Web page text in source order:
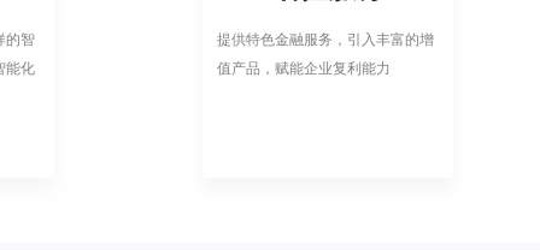
的智
能化
提供特色金融服务，引入丰富的增
值产品，赋能企业复利能力